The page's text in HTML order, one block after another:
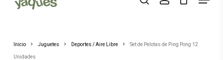
search account
Inicio Juguetes Deportes / Aire Libre Set de Pelotas de Ping Pong 12
Unidades